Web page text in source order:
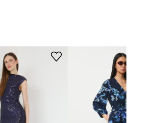
WYMIARY
Zobacz wymiary produktu